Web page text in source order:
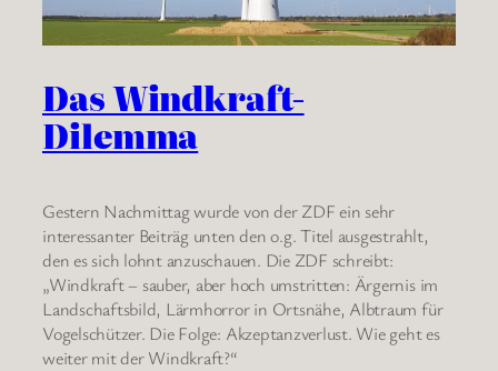
Das Windkraft-
Dilemma
Gestern Nachmittag wurde von der ZDF ein sehr
interessanter Beiträg unten den o.g. Titel ausgestrahlt,
den es sich lohnt anzuschauen. Die ZDF schreibt:
„Windkraft – sauber, aber hoch umstritten: Ärgernis im
Landschaftsbild, Lärmhorror in Ortsnähe, Albtraum für
Vogelschützer. Die Folge: Akzeptanzverlust. Wie geht es
weiter mit der Windkraft?“